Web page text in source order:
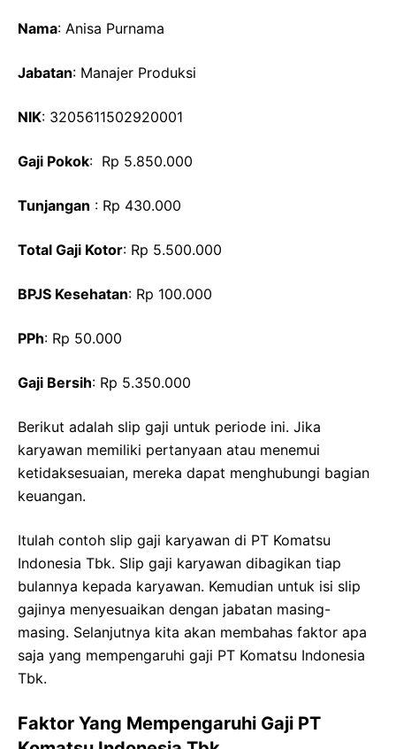
Nama: Anisa Purnama
Jabatan: Manajer Produksi
NIK: 3205611502920001
Gaji Pokok: Rp 5.850.000
Tunjangan : Rp 430.000
Total Gaji Kotor: Rp 5.500.000
BPJS Kesehatan: Rp 100.000
PPh: Rp 50.000
Gaji Bersih: Rp 5.350.000
Berikut adalah slip gaji untuk periode ini. Jika
karyawan memiliki pertanyaan atau menemui
ketidaksesuaian, mereka dapat menghubungi bagian
keuangan.
Itulah contoh slip gaji karyawan di PT Komatsu
Indonesia Tbk. Slip gaji karyawan dibagikan tiap
bulannya kepada karyawan. Kemudian untuk isi slip
gajinya menyesuaikan dengan jabatan masing-
masing. Selanjutnya kita akan membahas faktor apa
saja yang mempengaruhi gaji PT Komatsu Indonesia
Tbk.
Faktor Yang Mempengaruhi Gaji PT